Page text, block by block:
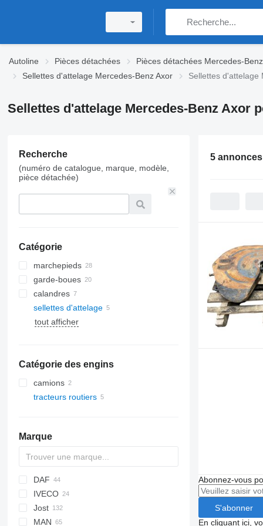
Autoline Pièces détachées Pièces détachées Mercedes-
Sellettes d'attelage Mercedes-Benz Axor
Sellettes d'attelage
Sellettes d'attelage Mercedes-Benz Axor
Recherche
(numéro de catalogue, marque, modèle,
pièce détachée)
Catégorie
marchepieds
garde-boues
calandres
sellettes d'attelage
tout afficher
Catégorie des engins
camions
tracteurs routiers
Marque
DAF
CF
LF
XF
IVECO
S-Way
Stralis
Jost
MAN
5
Abonnez-vous
S'abonner
En cliquant ici,